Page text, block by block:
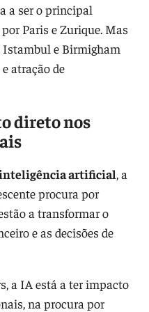
a ser o principal
Paris e Zurique. Mas
Istambul e Birmigham
atração de
direto nos
artificial, a
procura por
a transformar o
e as decisões de
a IA está a ter impacto
na procura por